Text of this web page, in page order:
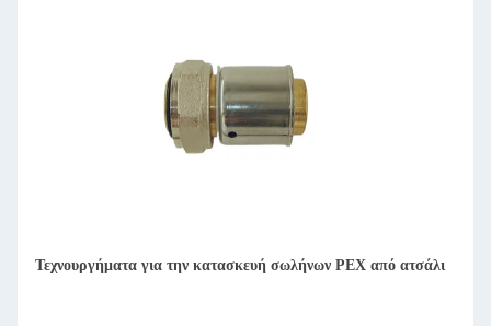
Τεχνουργήματα για την κατασκευή σωλήνων PEX από ατσάλι